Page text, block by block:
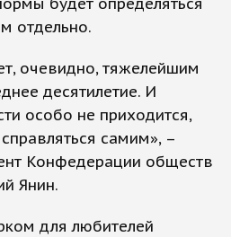
отдельно.
очевидно, тяжелейшим
десятилетие. И
особо не приходится,
самим», –
Конфедерации обществ
Янин.
для любителей